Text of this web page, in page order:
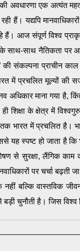
अवधारणा एक अत्यंत
रही हैं। यद्यपि
हैं। आज संपूर्ण विश्व
साथ-साथ नैतिकता पर
संकल्पना प्राचीन काल
में प्रचलित मूल्यों की
अधिकार माना गया है,
शिक्षा के क्षेत्र में
भारत में प्रचलित है।
स्पष्ट हो जाता है कि
से सुरक्षा, लैंगिक
पर चर्चा बढ़ती
नहीं बल्कि वास्तविक
बड़ी चुनौती है। जिस